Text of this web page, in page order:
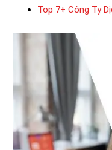
Top 7+ Công Ty